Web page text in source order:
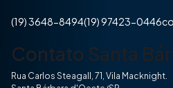
(19) 3648-8494(19) 97423-0446
Contato Santa
Rua Carlos Steagall, 71, Vila Macknight.